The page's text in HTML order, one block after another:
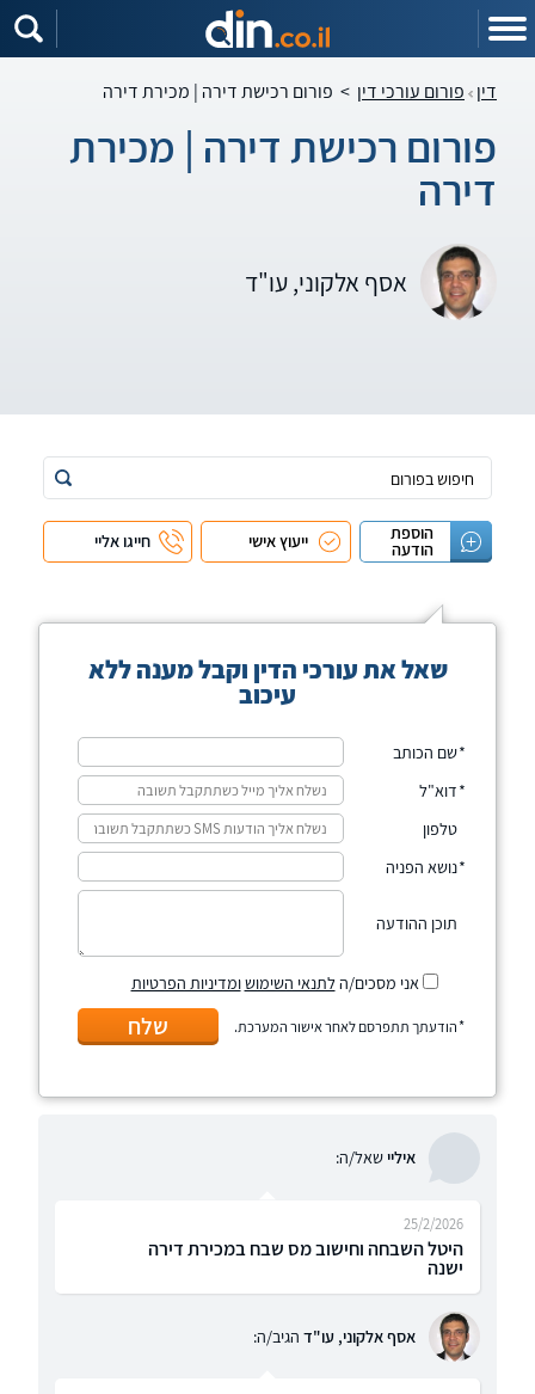
דין פורום עורכי דין > פורום רכישת דירה | מכירת דירה
פורום רכישת דירה | מכירת
דירה
אסף אלקוני, עו"ד
הוספת
הודעה ייעוץ אישי חייגו אליי
שאל את עורכי הדין וקבל מענה ללא
עיכוב
שם הכותב
דוא"ל
טלפון
נושא הפניה
תוכן ההודעה
אני מסכים/הלתנאי השימושומדיניות הפרטיות
הודעתך תתפרסם לאחר אישור המערכת. שלח
איליישאל/ה:
היטל השבחה וחישוב מס שבח במכירת דירה
ישנה
25/2/2026
אסף אלקוני, עו"ד הגיב/ה: